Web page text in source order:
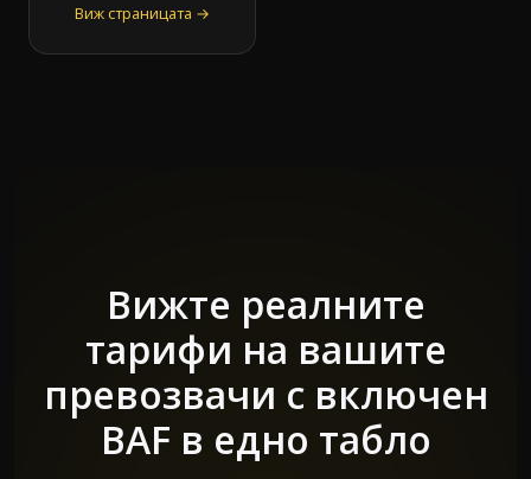
Виж страницата →
Вижте реалните
тарифи на вашите
превозвачи с включен
BAF в едно табло